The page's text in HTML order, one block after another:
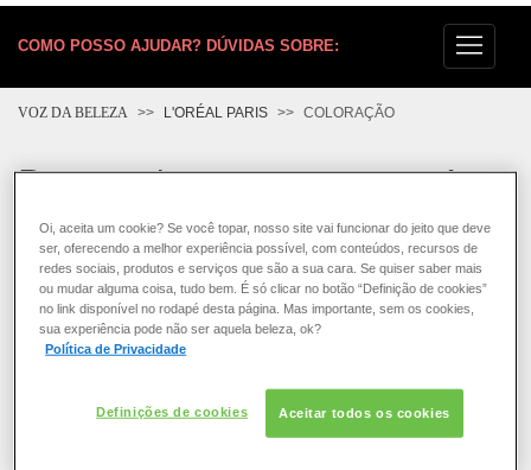
COMO POSSO AJUDAR? DÚVIDAS SOBRE:
CABELO
SOLAR
CONSULTORIA DE PRODUTOS LOREAL PARIS
VOZ DA BELEZA L'ORÉAL PARIS COLORAÇÃO
Posso aplicar uma tintura após
ter usado henna, henê ou
colorações que contenham sais
metálicos em suas
composições?
nos cabelos antes ou depois de aplicarhenna, henê
em seus cabelos. Esses
Oi, aceita um cookie? Se você topar, nosso site vai funcionar do jeito que deve
ser, oferecendo a melhor experiência possível, com conteúdos, recursos de
redes sociais, produtos e serviços que são a sua cara. Se quiser saber mais
ou mudar alguma coisa, tudo bem. É só clicar no botão “Definição de cookies”
no link disponível no rodapé desta página. Mas importante, sem os cookies,
sua experiência pode não ser aquela beleza, ok?
Política de Privacidade
Definições de cookies Aceitar todos os cookies